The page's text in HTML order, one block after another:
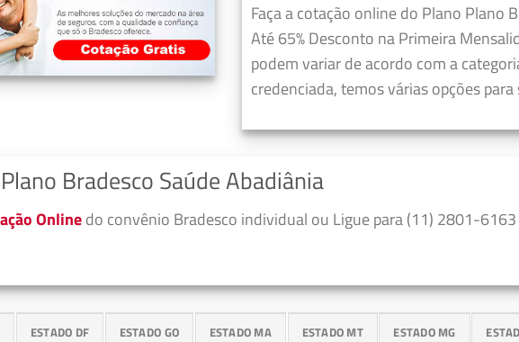
Faça a cotação online do Plano Plano
Até 65% Desconto na Primeira
podem variar de acordo com a
credenciada, temos várias opções para
Bradesco Saúde Abadiânia
Onlinedo convênio Bradesco individual ou Ligue para (11) 2801-
ESTADO DF ESTADO GO ESTADO MA ESTADO MT ESTADO MG